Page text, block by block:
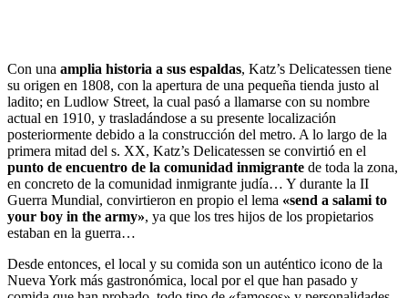
Con una amplia historia a sus espaldas, Katz’s Delicatessen tiene
su origen en 1808, con la apertura de una pequeña tienda justo al
ladito; en Ludlow Street, la cual pasó a llamarse con su nombre
actual en 1910, y trasladándose a su presente localización
posteriormente debido a la construcción del metro. A lo largo de la
primera mitad del s. XX, Katz’s Delicatessen se convirtió en el
punto de encuentro de la comunidad inmigrante de toda la zona,
en concreto de la comunidad inmigrante judía… Y durante la II
Guerra Mundial, convirtieron en propio el lema «send a salami to
your boy in the army», ya que los tres hijos de los propietarios
estaban en la guerra…
Desde entonces, el local y su comida son un auténtico icono de la
Nueva York más gastronómica, local por el que han pasado y